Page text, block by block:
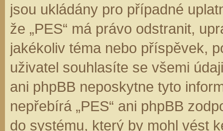
jsou ukládány pro případné
že „PES“ má právo odstranit,
jakékoliv téma nebo příspěvek,
uživatel souhlasíte se všemi
ani phpBB neposkytne tyto
nepřebírá „PES“ ani phpBB
do systému, který by mohl vést